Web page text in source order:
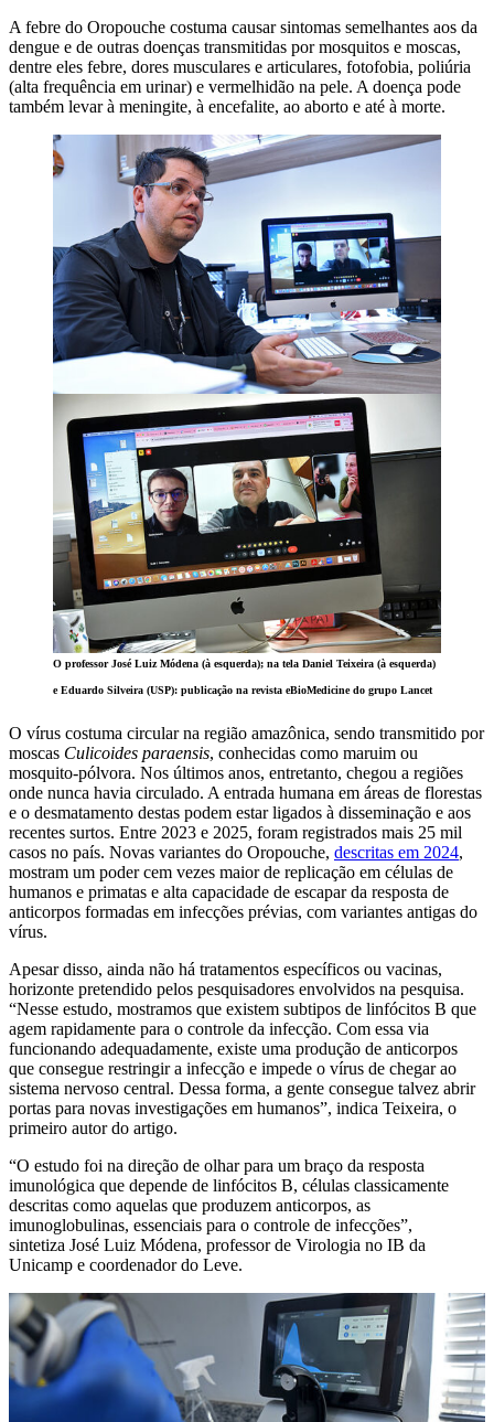
A febre do Oropouche costuma causar sintomas semelhantes aos da
dengue e de outras doenças transmitidas por mosquitos e moscas,
dentre eles febre, dores musculares e articulares, fotofobia, poliúria
(alta frequência em urinar) e vermelhidão na pele. A doença pode
também levar à meningite, à encefalite, ao aborto e até à morte.
O professor José Luiz Módena (à esquerda); na tela Daniel Teixeira (à esquerda)
e Eduardo Silveira (USP): publicação na revista eBioMedicine do grupo Lancet
O vírus costuma circular na região amazônica, sendo transmitido por
moscas Culicoides paraensis, conhecidas como maruim ou
mosquito-pólvora. Nos últimos anos, entretanto, chegou a regiões
onde nunca havia circulado. A entrada humana em áreas de florestas
e o desmatamento destas podem estar ligados à disseminação e aos
recentes surtos. Entre 2023 e 2025, foram registrados mais 25 mil
casos no país. Novas variantes do Oropouche, descritas em 2024,
mostram um poder cem vezes maior de replicação em células de
humanos e primatas e alta capacidade de escapar da resposta de
anticorpos formadas em infecções prévias, com variantes antigas do
vírus.
Apesar disso, ainda não há tratamentos específicos ou vacinas,
horizonte pretendido pelos pesquisadores envolvidos na pesquisa.
“Nesse estudo, mostramos que existem subtipos de linfócitos B que
agem rapidamente para o controle da infecção. Com essa via
funcionando adequadamente, existe uma produção de anticorpos
que consegue restringir a infecção e impede o vírus de chegar ao
sistema nervoso central. Dessa forma, a gente consegue talvez abrir
portas para novas investigações em humanos”, indica Teixeira, o
primeiro autor do artigo.
“O estudo foi na direção de olhar para um braço da resposta
imunológica que depende de linfócitos B, células classicamente
descritas como aquelas que produzem anticorpos, as
imunoglobulinas, essenciais para o controle de infecções”,
sintetiza José Luiz Módena, professor de Virologia no IB da
Unicamp e coordenador do Leve.